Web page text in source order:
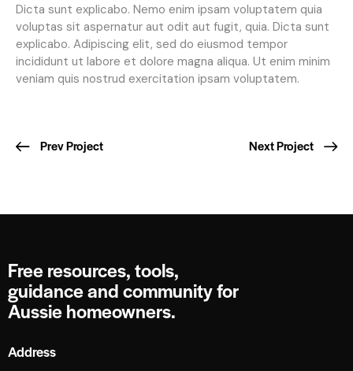
Dicta sunt explicabo. Nemo enim ipsam voluptatem quia
voluptas sit aspernatur aut odit aut fugit, quia. Dicta sunt
explicabo. Adipiscing elit, sed do eiusmod tempor
incididunt ut labore et dolore magna aliqua. Ut enim minim
veniam quis nostrud exercitation ipsam voluptatem.
Prev Project Next Project
Free resources, tools,
guidance and community for
Aussie homeowners.
Address